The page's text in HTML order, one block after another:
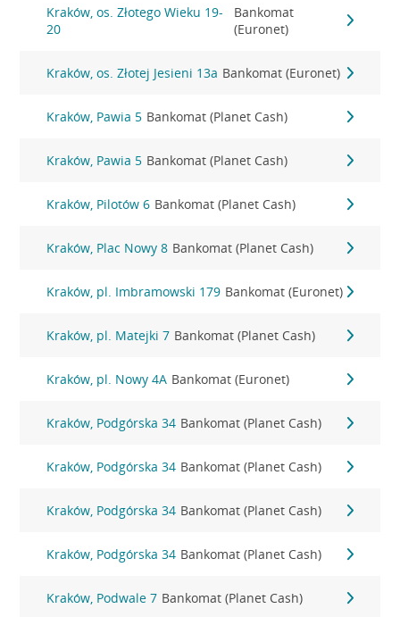
Kraków, os. Złotego Wieku 19-
20
Bankomat
(Euronet)
Kraków, os. Złotej Jesieni 13a Bankomat (Euronet)
Kraków, Pawia 5 Bankomat (Planet Cash)
Kraków, Pawia 5 Bankomat (Planet Cash)
Kraków, Pilotów 6 Bankomat (Planet Cash)
Kraków, Plac Nowy 8 Bankomat (Planet Cash)
Kraków, pl. Imbramowski 179 Bankomat (Euronet)
Kraków, pl. Matejki 7 Bankomat (Planet Cash)
Kraków, pl. Nowy 4A Bankomat (Euronet)
Kraków, Podgórska 34 Bankomat (Planet Cash)
Kraków, Podgórska 34 Bankomat (Planet Cash)
Kraków, Podgórska 34 Bankomat (Planet Cash)
Kraków, Podgórska 34 Bankomat (Planet Cash)
Kraków, Podwale 7 Bankomat (Planet Cash)